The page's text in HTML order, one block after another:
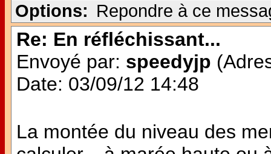
Options: Repondre à ce
Re: En réfléchissant...
Envoyé par: speedyjp
Date: 03/09/12 14:48
La montée du niveau des